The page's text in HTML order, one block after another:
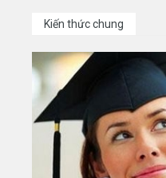
Kiến thức chung